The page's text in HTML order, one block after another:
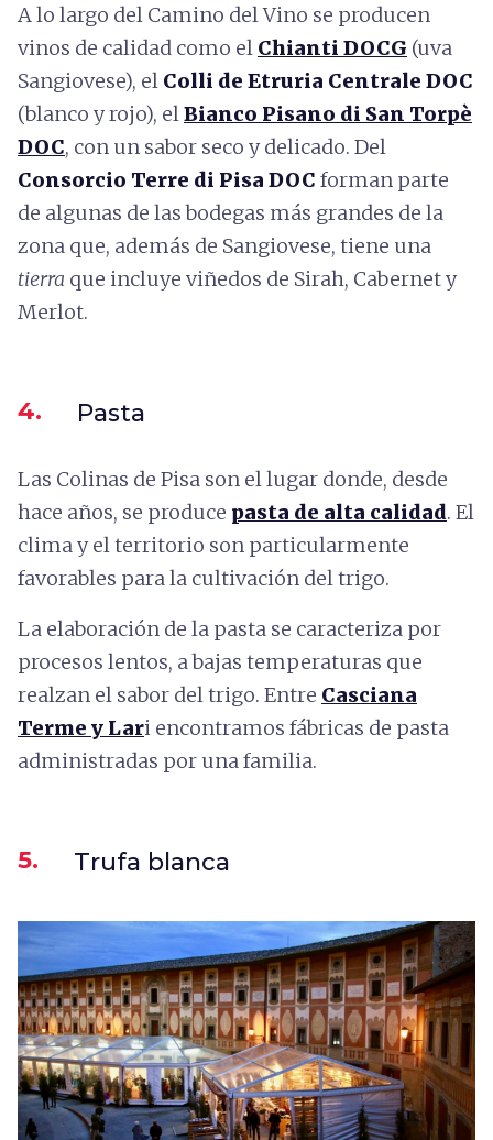
A lo largo del Camino del Vino se producen
vinos de calidad como el Chianti DOCG (uva
Sangiovese), el Colli de Etruria Centrale DOC
(blanco y rojo), elBianco Pisano di San Torpè
DOC, con un sabor seco y delicado. Del
Consorcio Terre di Pisa DOC forman parte
de algunas de las bodegas más grandes de la
zona que, además de Sangiovese, tiene una
tierra que incluye viñedos de Sirah, Cabernet y
Merlot.
4. Pasta
Las Colinas de Pisa son el lugar donde, desde
hace años, se produce pasta de alta calidad. El
clima y el territorio son particularmente
favorables para la cultivación del trigo.
La elaboración de la pasta se caracteriza por
procesos lentos, a bajas temperaturas que
realzan el sabor del trigo. Entre Casciana
Terme y Lari encontramos fábricas de pasta
administradas por una familia.
5. Trufa blanca